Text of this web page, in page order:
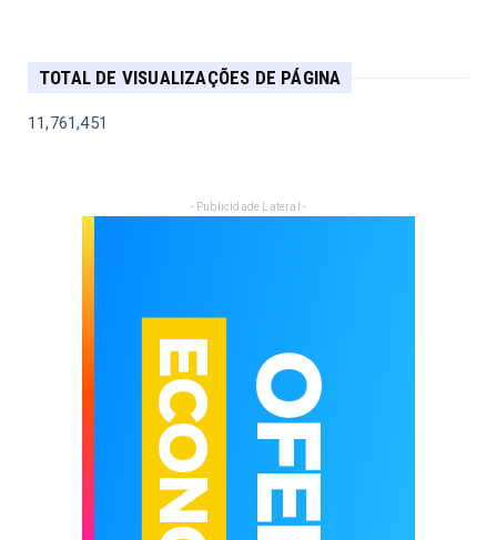
TOTAL DE VISUALIZAÇÕES DE PÁGINA
11,761,451
- Publicidade Lateral -